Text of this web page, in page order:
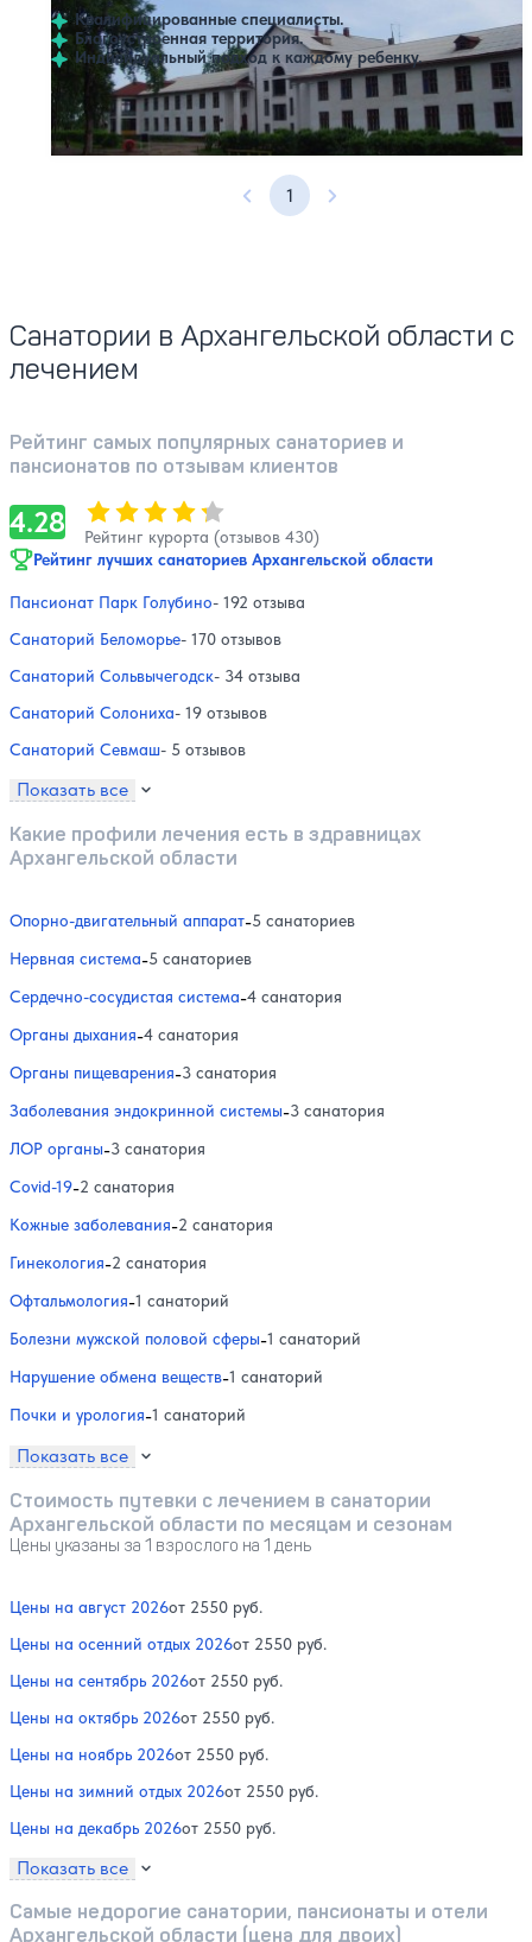
Квалифицированные специалисты.
Благоустроенная территория.
Индивидуальный подход к каждому ребенку.
Профилей лечения:1
Предыдущая страница
1 Следующая страница
Санатории в Архангельской области с
лечением
Рейтинг самых популярных санаториев и
пансионатов по отзывам клиентов
4.28 Оценка, количество звезд:
Рейтинг курорта (отзывов 430)
Рейтинг лучших санаториев Архангельской области
Пансионат Парк Голубино- 192 отзыва
Санаторий Беломорье- 170 отзывов
Санаторий Сольвычегодск- 34 отзыва
Санаторий Солониха- 19 отзывов
Санаторий Севмаш- 5 отзывов
Показать все
Какие профили лечения есть в здравницах
Архангельской области
Опорно-двигательный аппарат-5 санаториев
Нервная система-5 санаториев
Сердечно-сосудистая система-4 санатория
Органы дыхания-4 санатория
Органы пищеварения-3 санатория
Заболевания эндокринной системы-3 санатория
ЛОР органы-3 санатория
Covid-19-2 санатория
Кожные заболевания-2 санатория
Гинекология-2 санатория
Офтальмология-1 санаторий
Болезни мужской половой сферы-1 санаторий
Нарушение обмена веществ-1 санаторий
Почки и урология-1 санаторий
Показать все
Стоимость путевки с лечением в санатории
Архангельской области по месяцам и сезонам
Цены указаны за 1 взрослого на 1 день
Цены на август 2026от 2550 руб.
Цены на осенний отдых 2026от 2550 руб.
Цены на сентябрь 2026от 2550 руб.
Цены на октябрь 2026от 2550 руб.
Цены на ноябрь 2026от 2550 руб.
Цены на зимний отдых 2026от 2550 руб.
Цены на декабрь 2026от 2550 руб.
Показать все
Самые недорогие санатории, пансионаты и отели
Архангельской области (цена для двоих)